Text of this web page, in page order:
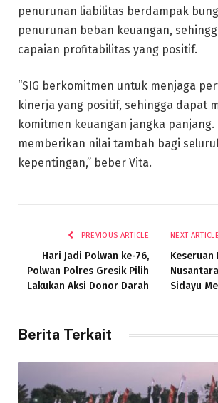
penurunan liabilitas berdampak
penurunan beban keuangan,
capaian profitabilitas yang positif.
“SIG berkomitmen untuk menjaga
kinerja yang positif, sehingga dapat
komitmen keuangan jangka panjang.
memberikan nilai tambah bagi
kepentingan,” beber Vita.
PREVIOUS ARTICLE
Hari Jadi Polwan ke-76,
Polwan Polres Gresik Pilih
Lakukan Aksi Donor Darah
NEXT ARTICLE
Keseruan
Sidayu
Berita Terkait